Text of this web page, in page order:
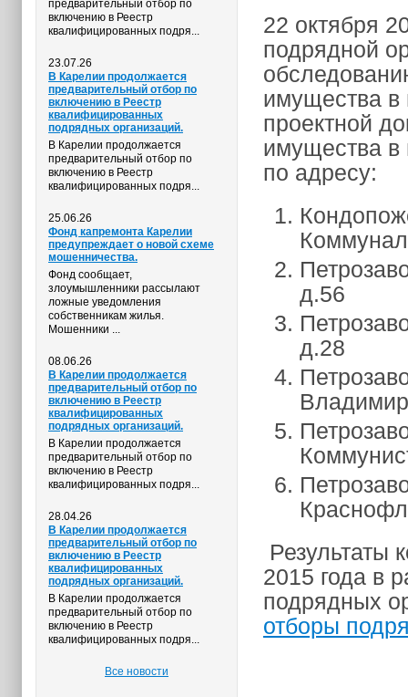
предварительный отбор по
включению в Реестр
квалифицированных подря...
23.07.26
В Карелии продолжается
предварительный отбор по
включению в Реестр
квалифицированных
подрядных организаций.
В Карелии продолжается
предварительный отбор по
включению в Реестр
квалифицированных подря...
25.06.26
Фонд капремонта Карелии
предупреждает о новой схеме
мошенничества.
Фонд сообщает,
злоумышленники рассылают
ложные уведомления
собственникам жилья.
Мошенники ...
08.06.26
В Карелии продолжается
предварительный отбор по
включению в Реестр
квалифицированных
подрядных организаций.
В Карелии продолжается
предварительный отбор по
включению в Реестр
квалифицированных подря...
28.04.26
В Карелии продолжается
предварительный отбор по
включению в Реестр
квалифицированных
подрядных организаций.
В Карелии продолжается
предварительный отбор по
включению в Реестр
квалифицированных подря...
Все новости
22 октября
подрядной
имущества в
проектной
имущества в
по адресу:
д.56
д.28
Результаты
2015 года в
подрядных
отборы